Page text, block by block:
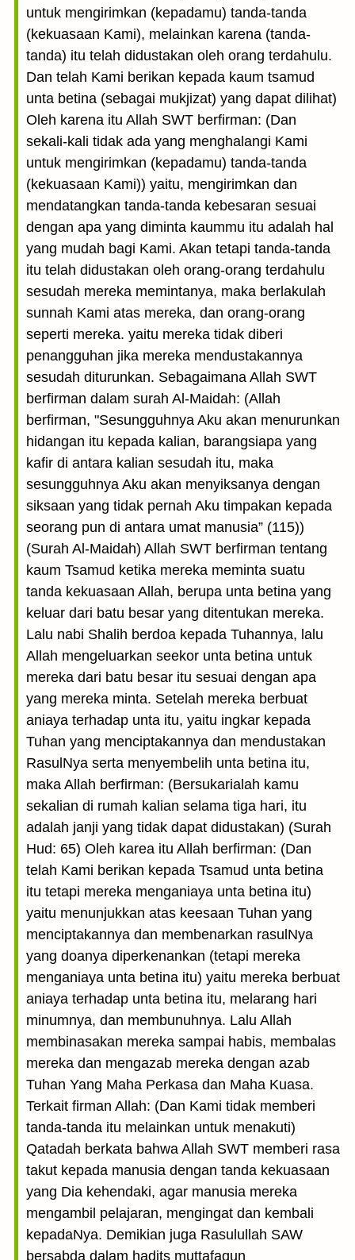
untuk mengirimkan (kepadamu) tanda-tanda
(kekuasaan Kami), melainkan karena (tanda-
tanda) itu telah didustakan oleh orang terdahulu.
Dan telah Kami berikan kepada kaum tsamud
unta betina (sebagai mukjizat) yang dapat dilihat)
Oleh karena itu Allah SWT berfirman: (Dan
sekali-kali tidak ada yang menghalangi Kami
untuk mengirimkan (kepadamu) tanda-tanda
(kekuasaan Kami)) yaitu, mengirimkan dan
mendatangkan tanda-tanda kebesaran se­suai
dengan apa yang diminta kaummu itu adalah hal
yang mudah bagi Kami. Akan tetapi tanda-tanda
itu telah didustakan oleh orang-orang terdahulu
sesudah mereka memintanya, maka berlakulah
sunnah Kami atas mereka, dan orang-orang
seperti mereka. yaitu mereka tidak diberi
penangguhan jika mereka mendustakannya
sesudah diturunkan. Sebagaimana Allah SWT
berfirman dalam surah Al-Maidah: (Allah
berfirman, "Sesungguhnya Aku akan menurunkan
hidangan itu kepada kalian, barangsiapa yang
kafir di antara kalian sesudah itu, maka
sesungguhnya Aku akan menyiksanya dengan
siksaan yang tidak pernah Aku timpakan kepada
seorang pun di antara umat manusia” (115))
(Surah Al-Maidah) Allah SWT berfirman tentang
kaum Tsamud ketika mereka meminta suatu
tanda kekuasaan Allah, berupa unta betina yang
keluar dari batu besar yang ditentukan mereka.
Lalu nabi Shalih berdoa kepada Tuhannya, lalu
Allah mengeluarkan seekor unta betina untuk
mereka dari batu besar itu sesuai dengan apa
yang mereka minta. Setelah mereka berbuat
aniaya terhadap unta itu, yaitu ingkar kepada
Tuhan yang menciptakannya dan mendustakan
RasulNya serta menyembelih unta betina itu,
maka Allah berfirman: (Bersukarialah kamu
sekalian di rumah kalian selama tiga hari, itu
adalah janji yang tidak dapat didustakan) (Surah
Hud: 65) Oleh karea itu Allah berfirman: (Dan
telah Kami berikan kepada Tsamud unta betina
itu tetapi mereka menganiaya unta betina itu)
yaitu menunjukkan atas keesaan Tuhan yang
menciptakannya dan membenarkan rasulNya
yang doanya diperkenankan (tetapi mereka
menganiaya unta betina itu) yaitu mereka berbuat
aniaya terhadap unta betina itu, melarang hari
minumnya, dan membunuhnya. Lalu Allah
membinasakan mereka sampai habis, membalas
mereka dan mengazab mereka dengan azab
Tuhan Yang Maha Perkasa dan Maha Kuasa.
Terkait firman Allah: (Dan Kami tidak memberi
tanda-tanda itu melainkan untuk mena­kuti)
Qatadah berkata bahwa Allah SWT memberi rasa
takut kepada manusia dengan tanda kekuasaan
yang Dia kehendaki, agar manusia mereka
mengambil pelajaran, mengingat dan kembali
kepadaNya. Demikian juga Rasulullah SAW
bersabda dalam hadits muttafaqun